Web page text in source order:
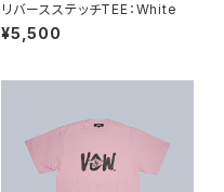
リバースステッチTEE：White
¥5,500